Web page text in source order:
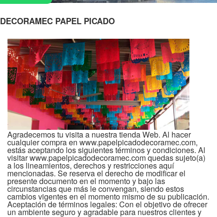
DECORAMEC PAPEL PICADO
Agradecemos tu visita a nuestra tienda Web. Al hacer
cualquier compra en www.papelpicadodecoramec.com,
estás aceptando los siguientes términos y condiciones. Al
visitar www.papelpicadodecoramec.com quedas sujeto(a)
a los lineamientos, derechos y restricciones aquí
mencionadas. Se reserva el derecho de modificar el
presente documento en el momento y bajo las
circunstancias que más le convengan, siendo estos
cambios vigentes en el momento mismo de su publicación.
Aceptación de términos legales: Con el objetivo de ofrecer
un ambiente seguro y agradable para nuestros clientes y